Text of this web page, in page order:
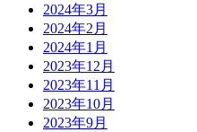
2024年3月
2024年2月
2024年1月
2023年12月
2023年11月
2023年10月
2023年9月